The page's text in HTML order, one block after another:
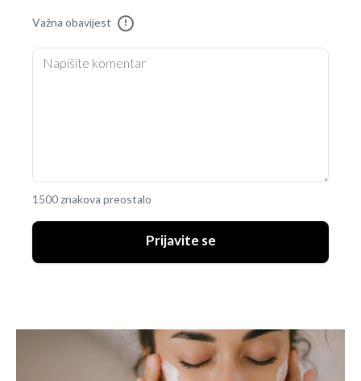
Važna obavijest !
1500 znakova preostalo
Prijavite se